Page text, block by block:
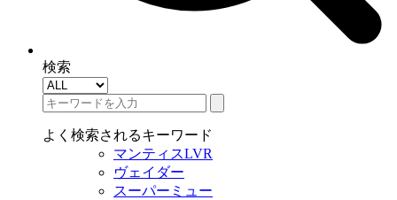
検索
よく検索されるキーワード
マンティスLVR
ヴェイダー
スーパーミュー